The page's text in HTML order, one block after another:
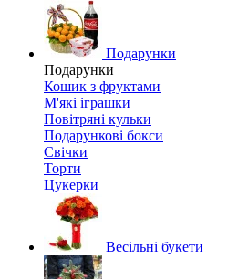
Подарунки
Подарунки
Кошик з фруктами
М'які іграшки
Повітряні кульки
Подарункові бокси
Свічки
Торти
Цукерки
Весільні букети